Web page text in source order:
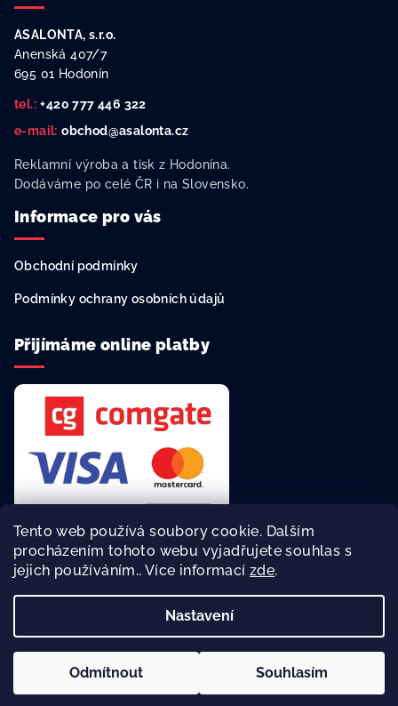
Tento web používá soubory cookie. Dalším
procházením tohoto webu vyjadřujete souhlas s
jejich používáním.. Více informací zde.
Nastavení
Odmítnout Souhlasím
ASALONTA, s.r.o.
Anenská 407/7
695 01 Hodonín
tel.: +420 777 446 322
e-mail: obchod@asalonta.cz
Reklamní výroba a tisk z Hodonína.
Dodáváme po celé ČR i na Slovensko.
Informace pro vás
Obchodní podmínky
Podmínky ochrany osobních údajů
Přijímáme online platby
Rychlá a bezpečná platba online.
vyhrazena.
Vytvořil Shoptet